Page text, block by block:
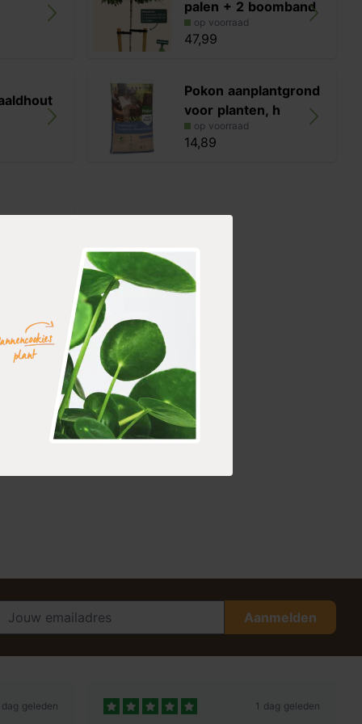
palen + 2 boomband
op voorraad
47,99
Pokon aanplantgrond
voor planten, h
op voorraad
14,89
Aanmelden
dag geleden 1 dag geleden